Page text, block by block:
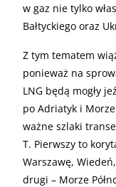
w gaz nie tylko
Bałtyckiego oraz
Z tym tematem
ponieważ na
LNG będą mogły
po Adriatyk i
ważne szlaki
T. Pierwszy to
Warszawę,
drugi – Morze